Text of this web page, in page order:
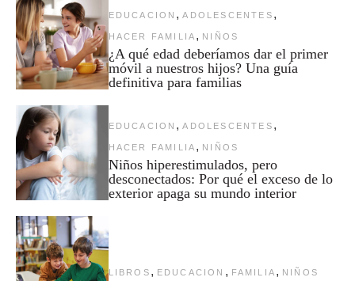
EDUCACION , ADOLESCENTES ,
HACER FAMILIA , NIÑOS
¿A qué edad deberíamos dar el primer
móvil a nuestros hijos? Una guía
definitiva para familias
EDUCACION , ADOLESCENTES ,
HACER FAMILIA , NIÑOS
Niños hiperestimulados, pero
desconectados: Por qué el exceso de lo
exterior apaga su mundo interior
LIBROS , EDUCACION , FAMILIA , NIÑOS